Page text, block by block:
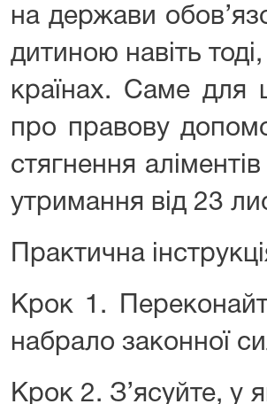
на держави
дитиною навіть
країнах. Саме для
про правову
стягнення
утримання від 23
Практична
Крок 1.
набрало законної
Крок 2. З’ясуйте, у